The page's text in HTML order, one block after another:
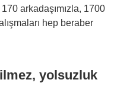
arkadaşımızla, 1700
hep beraber
yolsuzluk